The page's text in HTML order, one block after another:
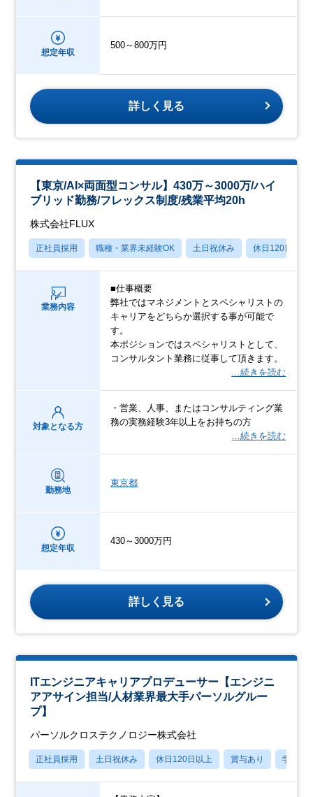
想定年収
500～800万円
詳しく見る
【東京/AI×両面型コンサル】430万～3000万/ハイ
ブリッド勤務/フレックス制度/残業平均20h
株式会社FLUX
正社員採用 職種・業界未経験OK 土日祝休み 休日120日以上
業務内容
■仕事概要
弊社ではマネジメントとスペシャリストの
キャリアをどちらか選択する事が可能で
す。
本ポジションではスペシャリストとして、
コンサルタント業務に従事して頂きます。
…続きを読む
対象となる方
・営業、人事、またはコンサルティング業
務の実務経験3年以上をお持ちの方
…続きを読む
勤務地
東京都
想定年収
430～3000万円
詳しく見る
ITエンジニアキャリアプロデューサー【エンジニ
アアサイン担当/人材業界最大手パーソルグルー
プ】
パーソルクロステクノロジー株式会社
正社員採用 土日祝休み 休日120日以上 賞与あり 学歴不